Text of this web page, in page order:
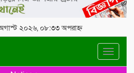
২০২৬, ০৮:৩৩ অপরাহ্ন
Toggle